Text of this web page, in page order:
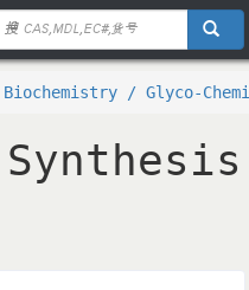
Biochemistry / Glyco-
Synthesis